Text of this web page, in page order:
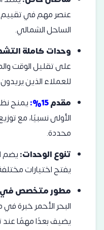
عنصر مهم في
الساحل الشمالي.
وحدات كاملة
على تقليل الوقت
للعملاء الذين
مقدم15%:
يمنح
الأولى نسبيًا، مع
محددة.
تنوع الوحدات:يضم
يفتح اختيارات
مطور متخصص في
البحر الأحمر خبرة
يضيف بعدًا مهمًا عند